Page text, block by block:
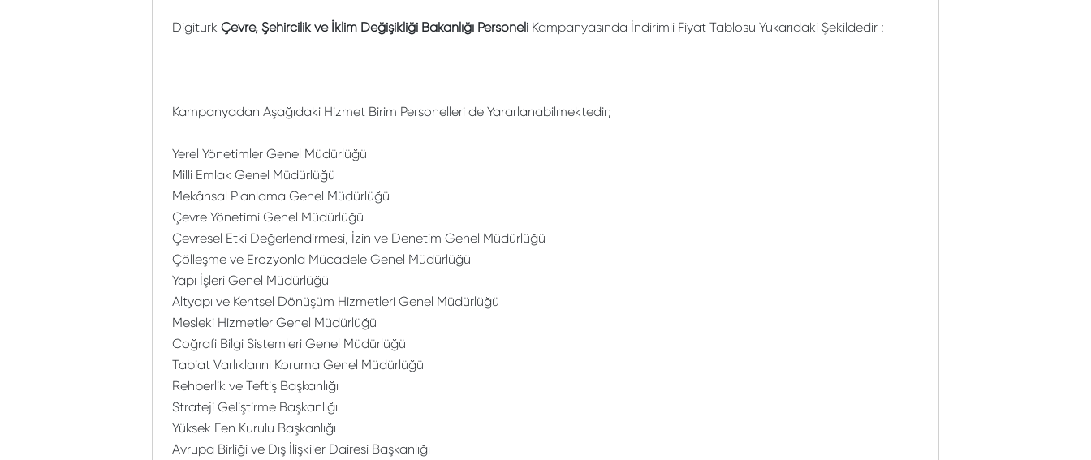
Digiturk Çevre, Şehircilik ve İklim Değişikliği Bakanlığı Personeli Kampanyasında İndirimli Fiyat Tablosu Yukarıdaki Şekildedir ;
Kampanyadan Aşağıdaki Hizmet Birim Personelleri de Yararlanabilmektedir;
Yerel Yönetimler Genel Müdürlüğü
Milli Emlak Genel Müdürlüğü
Mekânsal Planlama Genel Müdürlüğü
Çevre Yönetimi Genel Müdürlüğü
Çevresel Etki Değerlendirmesi, İzin ve Denetim Genel Müdürlüğü
Çölleşme ve Erozyonla Mücadele Genel Müdürlüğü
Yapı İşleri Genel Müdürlüğü
Altyapı ve Kentsel Dönüşüm Hizmetleri Genel Müdürlüğü
Mesleki Hizmetler Genel Müdürlüğü
Coğrafi Bilgi Sistemleri Genel Müdürlüğü
Tabiat Varlıklarını Koruma Genel Müdürlüğü
Rehberlik ve Teftiş Başkanlığı
Strateji Geliştirme Başkanlığı
Yüksek Fen Kurulu Başkanlığı
Avrupa Birliği ve Dış İlişkiler Dairesi Başkanlığı